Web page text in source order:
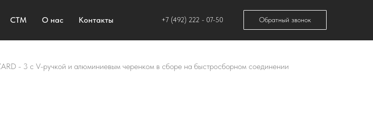
СТМ О нас Контакты +7 (492) 222 - 07-50 Обратный звонок
- 3 с V-ручкой и алюминиевым черенком в сборе на быстросборном соединении